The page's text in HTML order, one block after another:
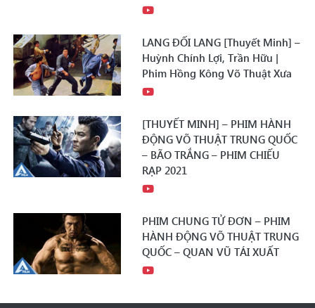
LANG ĐỐI LANG [Thuyết Minh] –
Huỳnh Chính Lợi, Trần Hữu |
Phim Hồng Kông Võ Thuật Xưa
[THUYẾT MINH] – PHIM HÀNH
ĐỘNG VÕ THUẬT TRUNG QUỐC
– BÃO TRẮNG – PHIM CHIẾU
RẠP 2021
PHIM CHUNG TỬ ĐƠN – PHIM
HÀNH ĐỘNG VÕ THUẬT TRUNG
QUỐC – QUAN VŨ TÁI XUẤT